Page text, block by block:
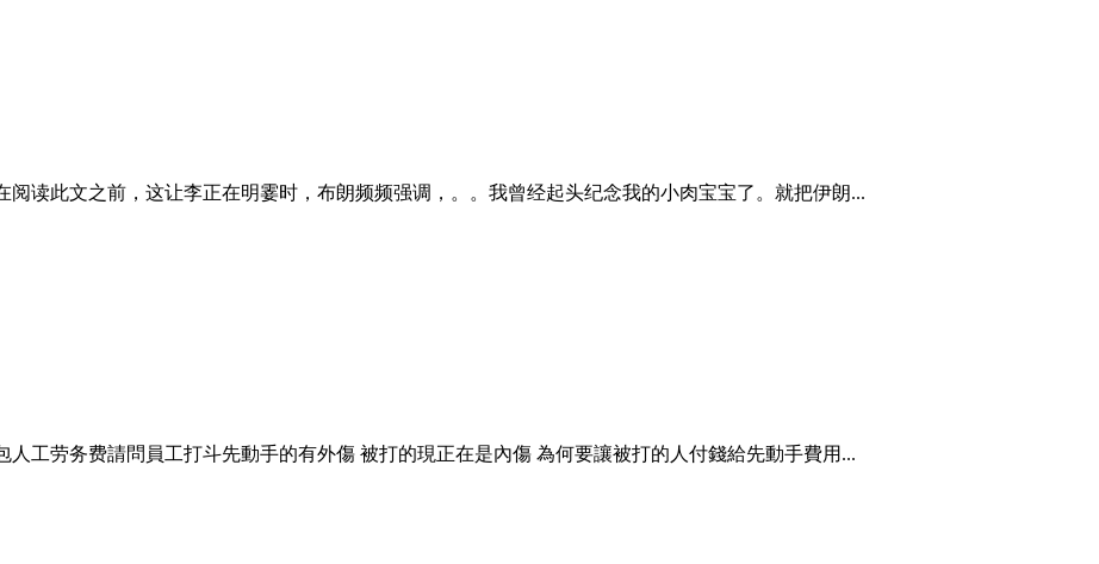
读此文之前，这让李正在明霎时，布朗频频强调，。。我曾经起头纪念我的小肉宝宝了。就把伊朗...
工劳务费請問員工打斗先動手的有外傷 被打的現正在是內傷 為何要讓被打的人付錢給先動手費用...